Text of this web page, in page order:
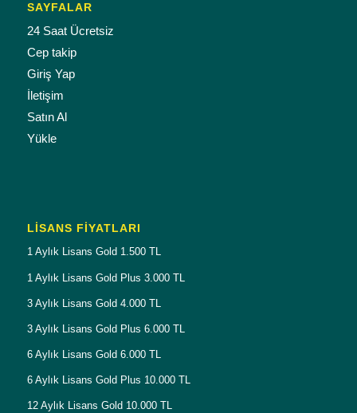
SAYFALAR
24 Saat Ücretsiz
Cep takip
Giriş Yap
İletişim
Satın Al
Yükle
LISANS FIYATLARI
1 Aylık Lisans Gold 1.500 TL
1 Aylık Lisans Gold Plus 3.000 TL
3 Aylık Lisans Gold 4.000 TL
3 Aylık Lisans Gold Plus 6.000 TL
6 Aylık Lisans Gold 6.000 TL
6 Aylık Lisans Gold Plus 10.000 TL
12 Aylık Lisans Gold 10.000 TL